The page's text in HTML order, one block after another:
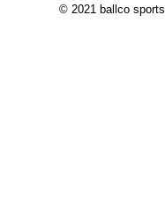
© 2021 ballco